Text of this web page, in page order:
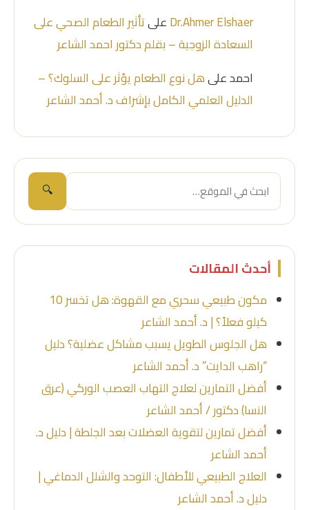
Dr.Ahmer Elshaerعلىتأثير الطعام الصحي على
السعادة الزوجية – بقلم دكتور احمد الشاعر
احمدعلىهل نوع الطعام يؤثر على السلوك؟ –
الدليل العلمي الكامل بإشراف د. أحمد الشاعر
🔍
أحدث المقالات
مكون طبيعي سحري مع القهوة: هل تخسر 10
كيلو فعلاً؟ | د. أحمد الشاعر
هل الجلوس الطويل يسبب مشاكل عضلية؟ دليل
“راهب الدايت” د. أحمد الشاعر
أفضل التمارين لعلاج التهاب العصب الوركي (عرق
النسا) دكتور / أحمد الشاعر
أفضل تمارين لتقوية العضلات بعد الجلطة | دليل د.
أحمد الشاعر
العلاج الطبيعي للأطفال: التوحد والشلل الدماغي |
دليل د. أحمد الشاعر